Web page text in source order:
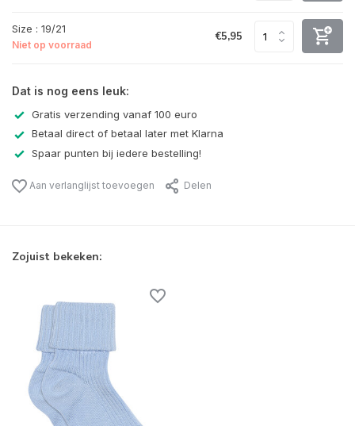
Size : 19/21
Niet op voorraad
€5,95
Dat is nog eens leuk:
Gratis verzending vanaf 100 euro
Betaal direct of betaal later met Klarna
Spaar punten bij iedere bestelling!
Aan verlanglijst toevoegen Delen
Zojuist bekeken: